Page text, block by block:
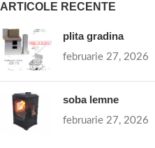
ARTICOLE RECENTE
plita gradina
februarie 27, 2026
soba lemne
februarie 27, 2026